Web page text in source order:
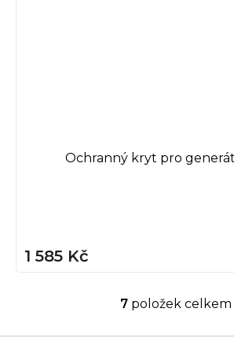
Ochranný kryt pro
1 585 Kč
O
l
7 položek celkem